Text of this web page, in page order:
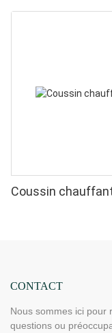
Coussin
CONTACT
Nous sommes ici pour
questions ou